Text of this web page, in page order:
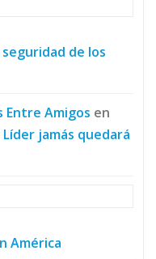
de los
Entre Amigos en
jamás quedará
América